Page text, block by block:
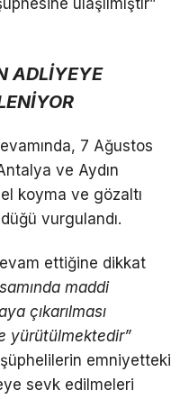
ulaşılmıştır”
ADLİYEYE
7 Ağustos
ve Aydın
koyma ve gözaltı
vurgulandı.
ettiğine dikkat
maddi
çıkarılması
yürütülmektedir”
emniyetteki
sevk edilmeleri